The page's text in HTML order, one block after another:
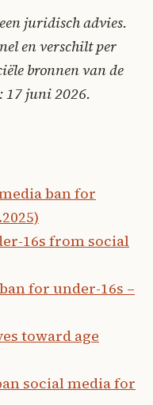
juridisch advies.
en verschilt per
bronnen van de
17 juni 2026.
ban for
16s from social
for under-16s –
toward age
social media for